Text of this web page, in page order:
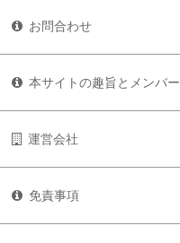
お問合わせ
本サイトの趣旨とメンバー
運営会社
免責事項